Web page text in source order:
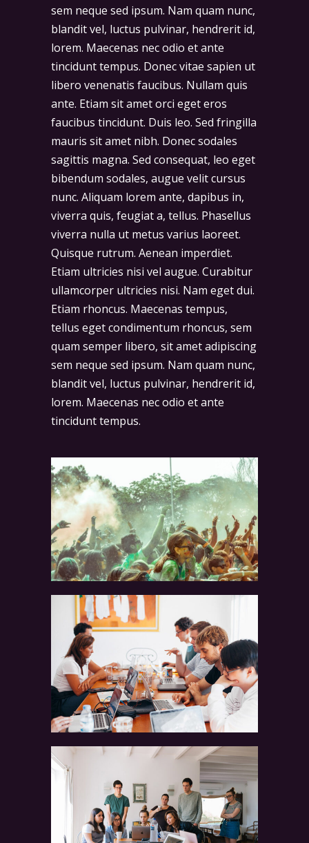
sem neque sed ipsum. Nam quam nunc,
blandit vel, luctus pulvinar, hendrerit id,
lorem. Maecenas nec odio et ante
tincidunt tempus. Donec vitae sapien ut
libero venenatis faucibus. Nullam quis
ante. Etiam sit amet orci eget eros
faucibus tincidunt. Duis leo. Sed fringilla
mauris sit amet nibh. Donec sodales
sagittis magna. Sed consequat, leo eget
bibendum sodales, augue velit cursus
nunc. Aliquam lorem ante, dapibus in,
viverra quis, feugiat a, tellus. Phasellus
viverra nulla ut metus varius laoreet.
Quisque rutrum. Aenean imperdiet.
Etiam ultricies nisi vel augue. Curabitur
ullamcorper ultricies nisi. Nam eget dui.
Etiam rhoncus. Maecenas tempus,
tellus eget condimentum rhoncus, sem
quam semper libero, sit amet adipiscing
sem neque sed ipsum. Nam quam nunc,
blandit vel, luctus pulvinar, hendrerit id,
lorem. Maecenas nec odio et ante
tincidunt tempus.